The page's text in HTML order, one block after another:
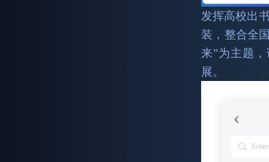
发挥高校出
装，整合全
来”为主题
展。